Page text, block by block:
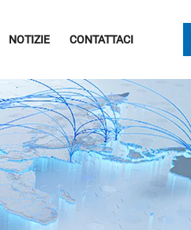
NOTIZIE CONTATTACI